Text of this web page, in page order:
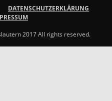
DATENSCHUTZERKLÄRUNG
2017 All rights reserved.